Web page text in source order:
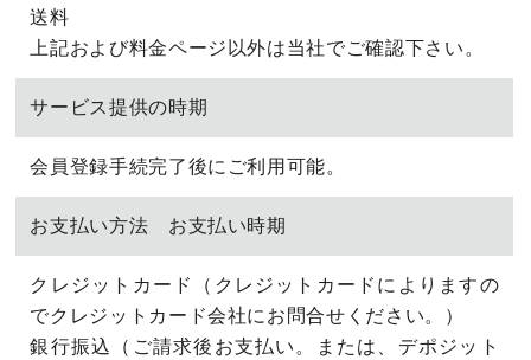
送料
上記および料金ページ以外は当社でご確認下さい。
サービス提供の時期
会員登録手続完了後にご利用可能。
お支払い方法 お支払い時期
クレジットカード（クレジットカードによりますの
でクレジットカード会社にお問合せください。）
銀行振込（ご請求後お支払い。または、デポジット